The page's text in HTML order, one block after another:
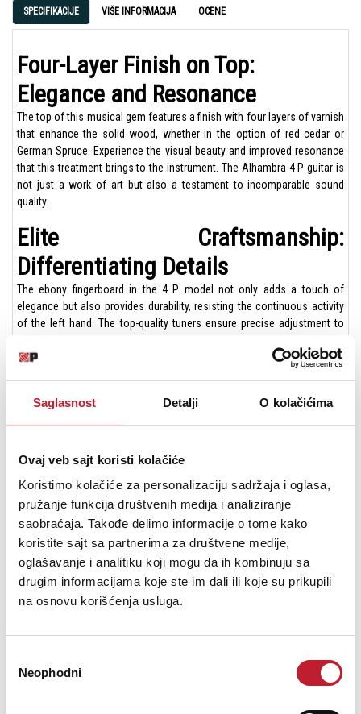
Saglasnost Detalji O kolačićima
Ovaj veb sajt koristi kolačiće
Koristimo kolačiće za personalizaciju sadržaja i oglasa,
pružanje funkcija društvenih medija i analiziranje
saobraćaja. Takođe delimo informacije o tome kako
koristite sajt sa partnerima za društvene medije,
oglašavanje i analitiku koji mogu da ih kombinuju sa
drugim informacijama koje ste im dali ili koje su prikupili
na osnovu korišćenja usluga.
сагласности
Neophodni
SPECIFIKACIJE VIŠE INFORMACIJA OCENE
Four-Layer Finish on Top:
Elegance and Resonance
The top of this musical gem features a finish with four layers of varnish
that enhance the solid wood, whether in the option of red cedar or
German Spruce. Experience the visual beauty and improved resonance
that this treatment brings to the instrument. The Alhambra 4 P guitar is
not just a work of art but also a testament to incomparable sound
quality.
Elite Craftsmanship:
Differentiating Details
The ebony fingerboard in the 4 P model not only adds a touch of
elegance but also provides durability, resisting the continuous activity
of the left hand. The top-quality tuners ensure precise adjustment to
designed to inspire confidence in your performance.
Sweet and Powerful Sound:
Melodies that Leave an
Impression
where the "bones" in the saddle and nut are meticulously crafted with
melamine, a highly sound-transmitting material. Each note you produce
resonates with clarity and depth, creating melodies that captivate both
listeners and performers.
Personalization and Balance: Your
Guitar, Your Style
handed construction. Find the perfect combination that suits your style
and preferences. The Alhambra 4 P classical guitar is a balanced